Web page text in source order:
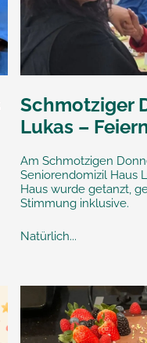
Schmotziger
Lukas –
Am Schmotzigen
Seniorendomizil Haus
Haus wurde getanzt,
Stimmung inklusive.
Natürlich...